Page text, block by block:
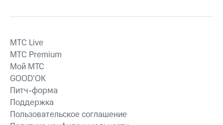
MTС Live
MTС Premium
Мой МТС
GOOD’OK
Питч-форма
Поддержка
Пользовательское соглашение